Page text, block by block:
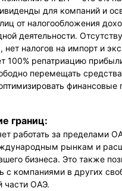
для компаний и
от налогообложения
деятельности.
нет налогов на импорт и
100% репатриацию
перемещать
финансовые
границ:
работать за пределами
рынкам и
бизнеса. Это также
с компаниями в других
части ОАЭ.